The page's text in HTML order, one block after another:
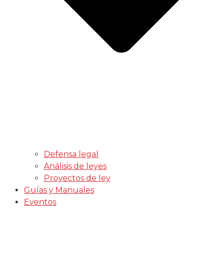
Defensa legal
Análisis de leyes
Proyectos de ley
Guías y Manuales
Eventos